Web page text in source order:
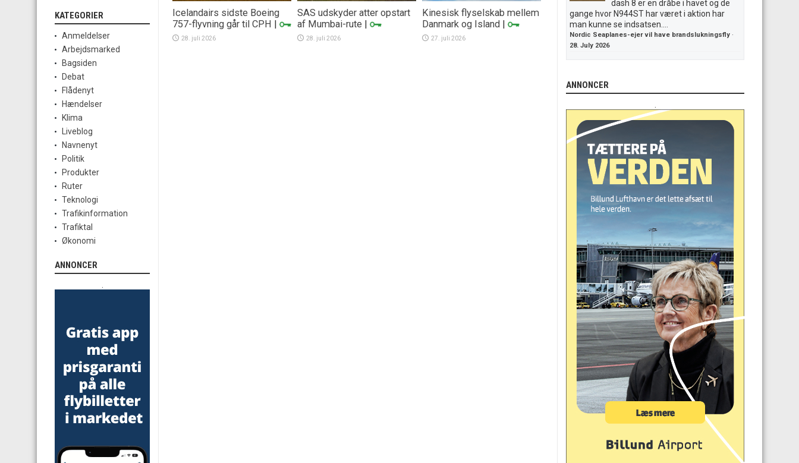
Icelandairs sidste Boeing
757-flyvning går til CPH |
28. juli 2026
SAS udskyder atter opstart
af Mumbai-rute |
28. juli 2026
Kinesisk flyselskab mellem
Danmark og Island |
27. juli 2026
KATEGORIER
Anmeldelser
Arbejdsmarked
Bagsiden
Debat
Flådenyt
Hændelser
Klima
Liveblog
Navnenyt
Politik
Produkter
Ruter
Teknologi
Trafikinformation
Trafiktal
Økonomi
ANNONCER
dash 8 er en dråbe i havet og de
gange hvor N944ST har været i aktion har
man kunne se indsatsen....
Nordic Seaplanes-ejer vil have brandslukningsfly ·
28. July 2026
ANNONCER